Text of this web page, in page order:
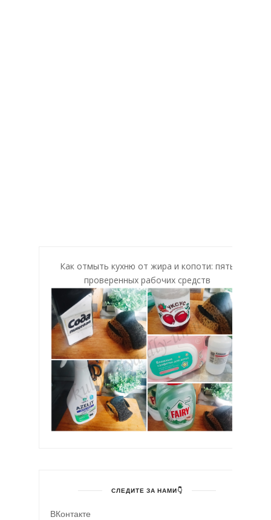
Как отмыть кухню от жира и копоти: пять
проверенных рабочих средств
СЛЕДИТЕ ЗА НАМИ👇
ВКонтакте